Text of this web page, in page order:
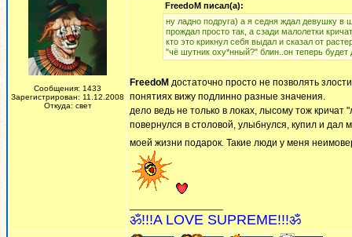
Сообщения: 1433
Зарегистрирован: 11.12.2008
Откуда: свет
FreedoM писал(а):
ну ладно подруга) а я седня ждал девушку в
прождал просто так, а сзади малолетки
кто это крикнул себя выдал и сказал от
"чё шутник оху*нный?" блин..он теперь
FreedoM достаточно просто не позволять
понятиях вижу подлинно разные значения.
дело ведь не только в локах, лысому тож
повернулся в столовой, улыбнулся, купил и дал
моей жизни подарок. Такие люди у меня
ॐ!!!A LOVE SUPREME!!!ॐ